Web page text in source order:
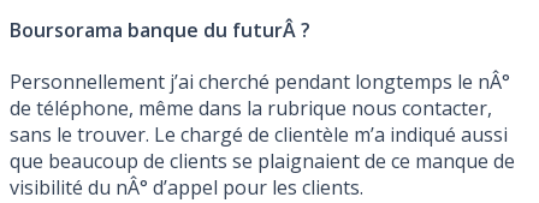
Boursorama banque du futurÂ ?
Personnellement j’ai cherché pendant longtemps le nÂ°
de téléphone, même dans la rubrique nous contacter,
sans le trouver. Le chargé de clientèle m’a indiqué aussi
que beaucoup de clients se plaignaient de ce manque de
visibilité du nÂ° d’appel pour les clients.